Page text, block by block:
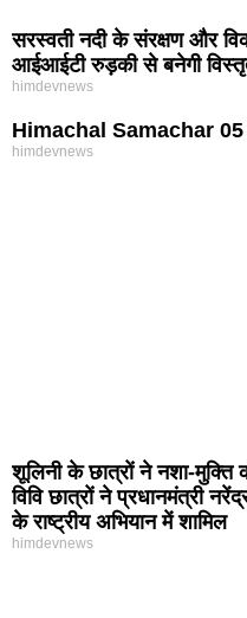
सरस्वती नदी के संरक्षण और
आईआईटी रुड़की से बनेगी विस्तृत
himdevnews
Himachal Samachar 05
himdevnews
शूलिनी के छात्रों ने नशा-मुक्ति
विवि छात्रों ने प्रधानमंत्री
के राष्ट्रीय अभियान में शामिल
himdevnews